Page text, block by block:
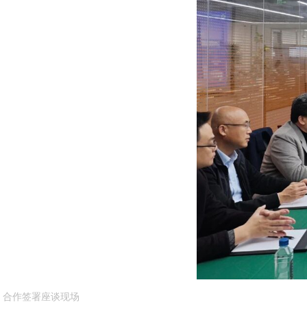
合作签署座谈现场